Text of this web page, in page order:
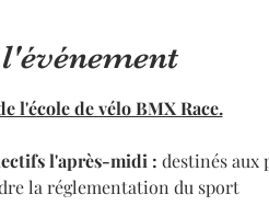
l'école de vélo BMX Race.
l'après-midi : destinés aux
la réglementation du sport